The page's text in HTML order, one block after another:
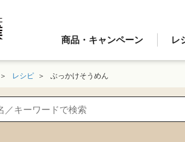
商品・キャンペーン レ
レシピ ぶっかけそうめん